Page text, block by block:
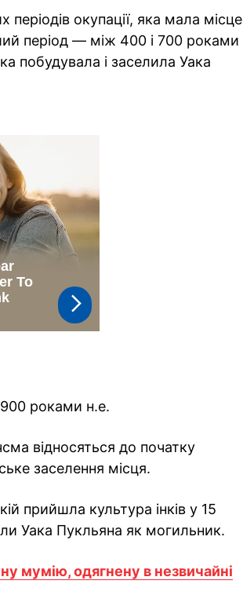
періодів окупації, яка мала місце
період — між 400 і 700 роками
побудувала і заселила Уака
роками н.е.
відносяться до початку
заселення місця.
прийшла культура інків у 15
Уака Пукльяна як могильник.
мумію, одягнену в незвичайні